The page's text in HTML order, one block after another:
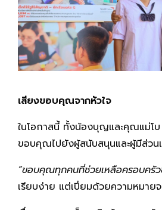
เสียงขอบคุณจากหัวใจ
ในโอกาสนี้ ทั้งน้องบุญและคุณแม่โ
ขอบคุณไปยังผู้สนับสนุนและผู้มีส่วน
“ขอบคุณทุกคนที่ช่วยเหลือครอบครัว
เรียบง่าย แต่เปี่ยมด้วยความหมาย